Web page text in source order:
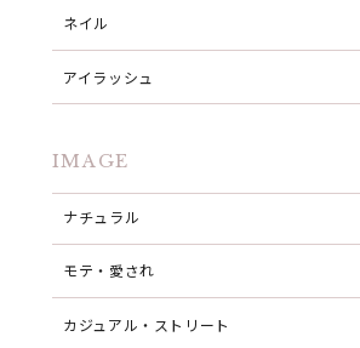
ネイル
アイラッシュ
IMAGE
ナチュラル
モテ・愛され
カジュアル・ストリート